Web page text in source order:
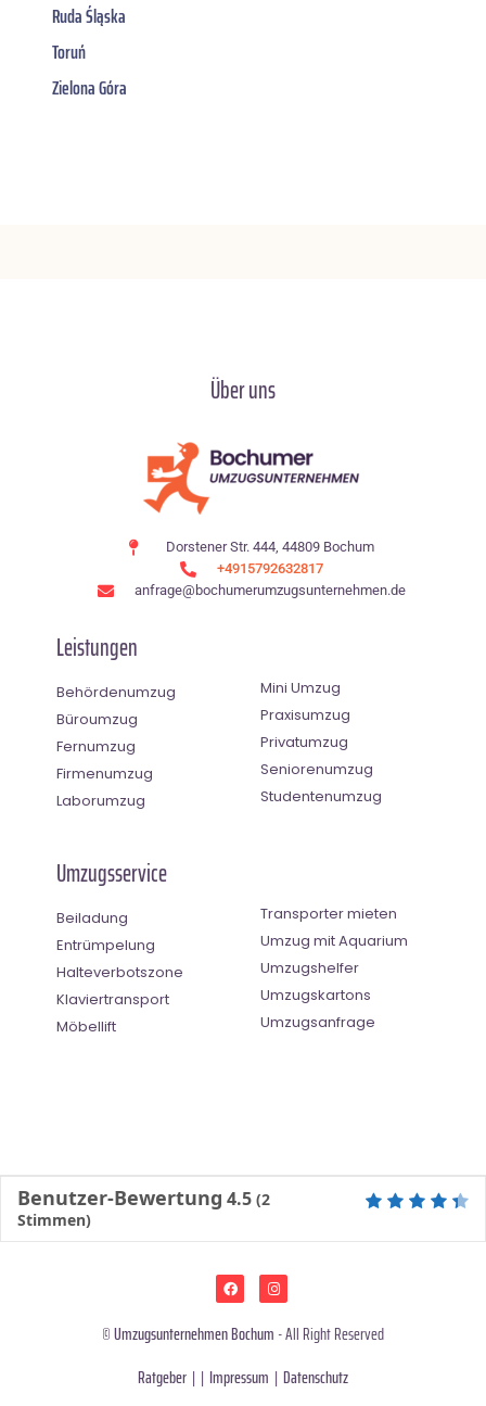
Ruda Śląska
Toruń
Zielona Góra
Über uns
Dorstener Str. 444, 44809 Bochum
+4915792632817
anfrage@bochumerumzugsunternehmen.de
Leistungen
Behördenumzug
Büroumzug
Fernumzug
Firmenumzug
Laborumzug
Mini Umzug
Praxisumzug
Privatumzug
Seniorenumzug
Studentenumzug
Umzugsservice
Beiladung
Entrümpelung
Halteverbotszone
Klaviertransport
Möbellift
Transporter mieten
Umzug mit Aquarium
Umzugshelfer
Umzugskartons
Umzugsanfrage
Benutzer-Bewertung 4.5 (2
Stimmen)
©Umzugsunternehmen Bochum - All Right Reserved
Ratgeber | | Impressum | Datenschutz